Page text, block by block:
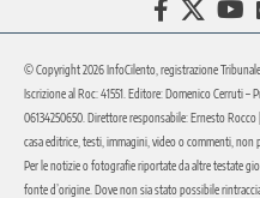
© Copyright 2026 InfoCilento, registrazione
Iscrizione al Roc: 41551. Editore: Domenico Cerruti –
06134250650. Direttore responsabile: Ernesto
casa editrice, testi, immagini, video o commenti, non
Per le notizie o fotografie riportate da altre testate
fonte d’origine. Dove non sia stato possibile